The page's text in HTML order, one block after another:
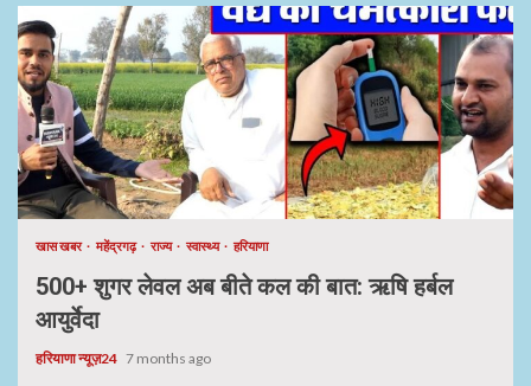
खास खबर महेंद्रगढ़ राज्य स्वास्थ्य हरियाणा
500+ शुगर लेवल अब बीते कल की बात: ऋषि हर्बल
आयुर्वेदा
हरियाणा न्यूज़24 7 months ago